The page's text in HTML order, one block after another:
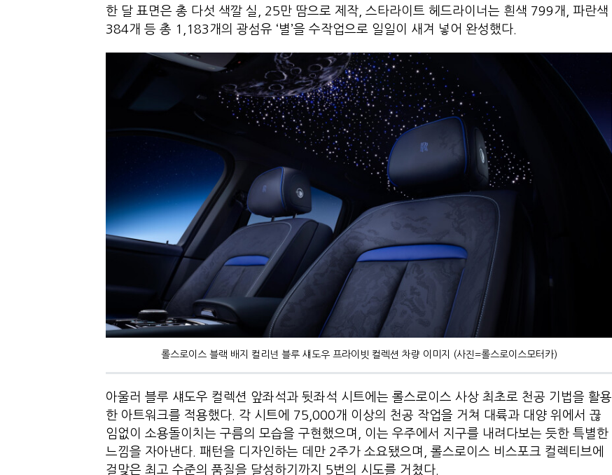
한 달 표면은 총 다섯 색깔 실, 25만 땀으로 제작, 스타라이트 헤드라이너는 흰색 799개, 파란색
384개 등 총 1,183개의 광섬유 ‘별’을 수작업으로 일일이 새겨 넣어 완성했다.
롤스로이스 블랙 배지 컬리넌 블루 섀도우 프라이빗 컬렉션 차량 이미지 (사진=롤스로이스모터카)
아울러 블루 섀도우 컬렉션 앞좌석과 뒷좌석 시트에는 롤스로이스 사상 최초로 천공 기법을 활용
한 아트워크를 적용했다. 각 시트에 75,000개 이상의 천공 작업을 거쳐 대륙과 대양 위에서 끊
임없이 소용돌이치는 구름의 모습을 구현했으며, 이는 우주에서 지구를 내려다보는 듯한 특별한
느낌을 자아낸다. 패턴을 디자인하는 데만 2주가 소요됐으며, 롤스로이스 비스포크 컬렉티브에
걸맞은 최고 수준의 품질을 달성하기까지 5번의 시도를 거쳤다.